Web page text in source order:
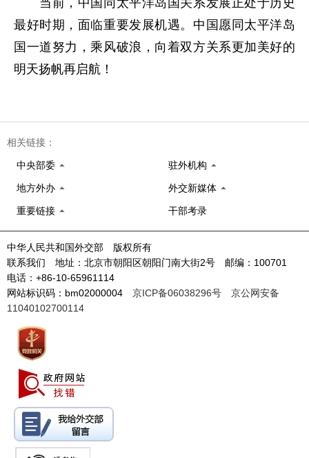
当前，中国同太平洋岛国关系发展正处于历史
最好时期，面临重要发展机遇。中国愿同太平洋岛
国一道努力，乘风破浪，向着双方关系更加美好的
明天扬帆再启航！
相关链接：
中央部委 驻外机构
地方外办 外交新媒体
重要链接 干部考录
中华人民共和国外交部 版权所有
联系我们 地址：北京市朝阳区朝阳门南大街2号 邮编：100701
电话：+86-10-65961114
网站标识码：bm02000004 京ICP备06038296号
京公网安备
11040102700114